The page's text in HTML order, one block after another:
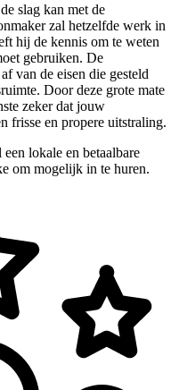
slag kan met de
zal hetzelfde werk in
hij de kennis om te weten
gebruiken. De
van de eisen die gesteld
Door deze grote mate
zeker dat jouw
frisse en propere uitstraling.
een lokale en betaalbare
om mogelijk in te huren.